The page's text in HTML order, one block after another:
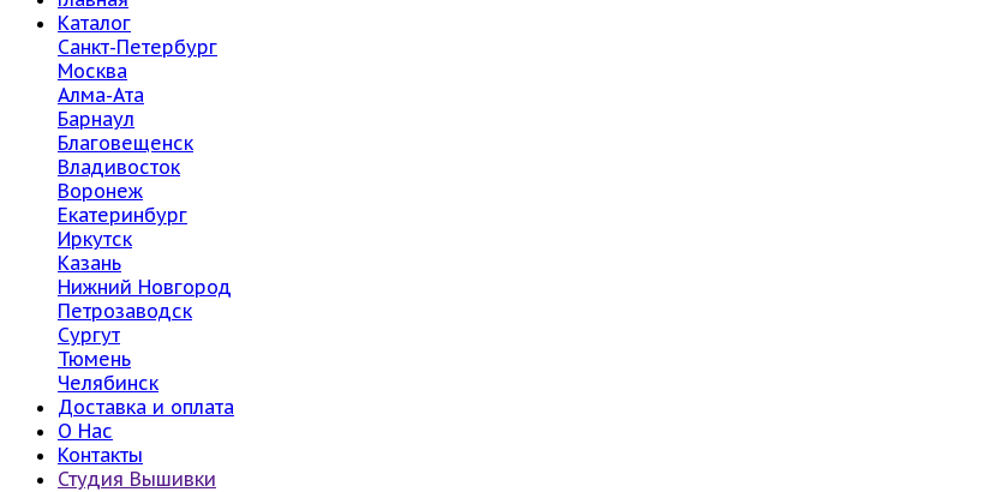
Каталог
Санкт-Петербург
Москва
Алма-Ата
Барнаул
Благовещенск
Владивосток
Воронеж
Екатеринбург
Иркутск
Казань
Нижний Новгород
Петрозаводск
Сургут
Тюмень
Челябинск
Доставка и оплата
О Нас
Контакты
Студия Вышивки